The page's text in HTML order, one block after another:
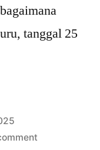
tanggal 25